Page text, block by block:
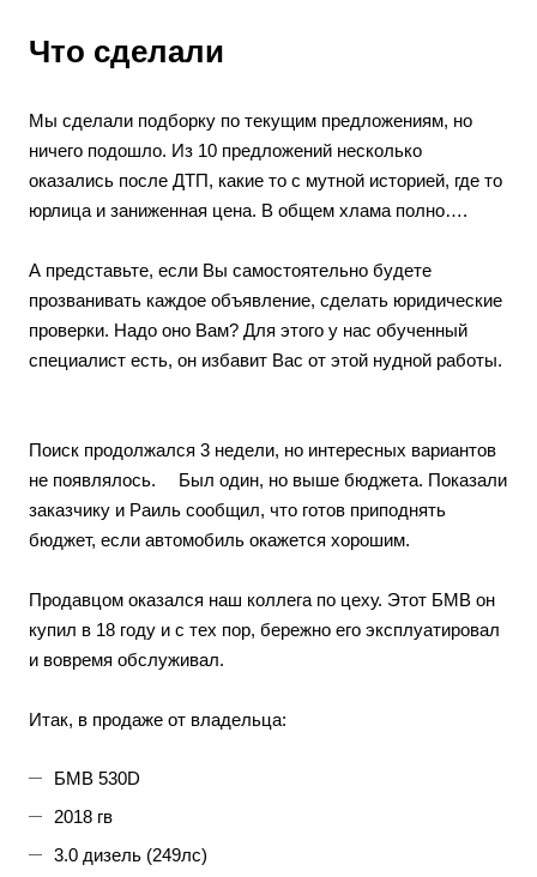
Что сделали
Мы сделали подборку по текущим предложениям, но
ничего подошло. Из 10 предложений несколько
оказались после ДТП, какие то с мутной историей, где то
юрлица и заниженная цена. В общем хлама полно…. ⠀
А представьте, если Вы самостоятельно будете
прозванивать каждое объявление, сделать юридические
проверки. Надо оно Вам? Для этого у нас обученный
специалист есть, он избавит Вас от этой нудной работы.
Поиск продолжался 3 недели, но интересных вариантов
не появлялось. ⠀ Был один, но выше бюджета. Показали
заказчику и Раиль сообщил, что готов приподнять
бюджет, если автомобиль окажется хорошим. ⠀
Продавцом оказался наш коллега по цеху. Этот БМВ он
купил в 18 году и с тех пор, бережно его эксплуатировал
и вовремя обслуживал. ⠀
Итак, в продаже от владельца:
БМВ 530D
2018 гв
3.0 дизель (249лс)